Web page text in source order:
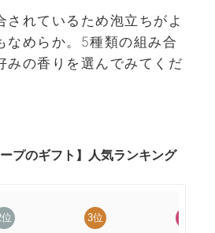
されているため泡立ちがよ
なめらか。5種類の組み合
みの香りを選んでみてくだ